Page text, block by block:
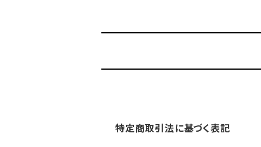
特定商取引法に基づく表記